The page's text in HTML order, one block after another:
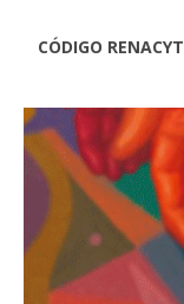
CÓDIGO RENACYT